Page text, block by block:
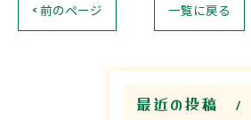
< 前のページ 一覧に戻る
最近の投稿